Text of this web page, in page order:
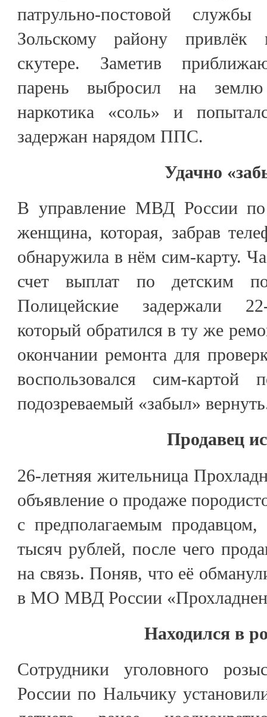
патрульно-постовой
Зольскому району привлёк
скутере. Заметив
парень выбросил на землю
наркотика «соль» и
задержан нарядом ППС.
Удачно
В управление МВД России по
женщина, которая, забрав
обнаружила в нём сим-карту.
счет выплат по детским
Полицейские задержали 22-
который обратился в ту же
окончании ремонта для
воспользовался сим-картой
подозреваемый «забыл»
Продавец
26-летняя жительница
объявление о продаже
с предполагаемым
тысяч рублей, после чего
на связь. Поняв, что её
в МО МВД России
Находился в
Сотрудники уголовного
России по Нальчику